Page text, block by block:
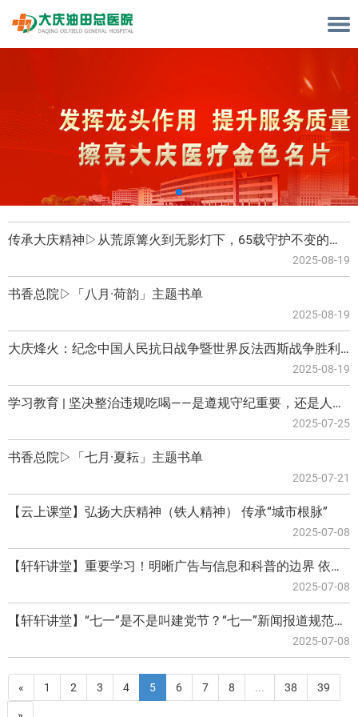
传承大庆精神▷从荒原篝火到无影灯下，65载守护不变的誓言②
2025-08-19
书香总院▷「八月·荷韵」主题书单
2025-08-19
大庆烽火：纪念中国人民抗日战争暨世界反法西斯战争胜利80周年微纪录片（一）（二）
2025-08-19
学习教育 | 坚决整治违规吃喝——是遵规守纪重要，还是人情往来重要？
2025-07-25
书香总院▷「七月·夏耘」主题书单
2025-07-21
【云上课堂】弘扬大庆精神（铁人精神） 传承“城市根脉”
2025-07-08
【轩轩讲堂】重要学习！明晰广告与信息和科普的边界 依法依规开展医学科普
2025-07-08
【轩轩讲堂】“七一”是不是叫建党节？“七一”新闻报道规范表述来了
2025-07-08
« 1 2 3 4 5 6 7 8 ... 38 39